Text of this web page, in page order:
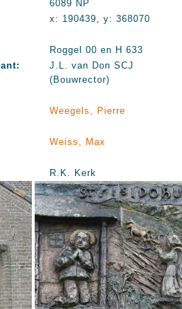
6089 NP
x: 190439, y: 368070
Roggel 00 en H 633
J.L. van Don SCJ
(Bouwrector)
Weegels, Pierre
Weiss, Max
R.K. Kerk